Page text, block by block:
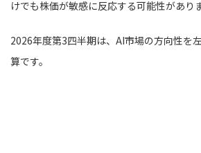
けでも株価が敏感に反応する可能性がありま
2026年度第3四半期は、AI市場の方向性を
算です。